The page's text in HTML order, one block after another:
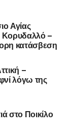
Αγίας
–
κατάσβεση
–
λόγω της
στο Ποικίλο